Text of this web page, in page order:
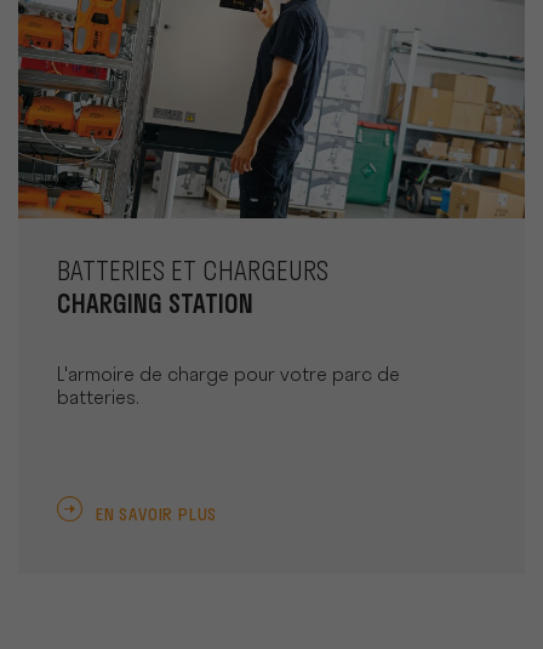
BATTERIES ET CHARGEURS
CHARGING STATION
L'armoire de charge pour votre parc de
batteries.
EN SAVOIR PLUS